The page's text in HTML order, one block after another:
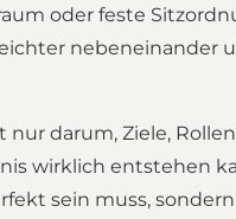
oder feste
nebeneinander
nur darum, Ziele,
wirklich entstehen
sein muss,